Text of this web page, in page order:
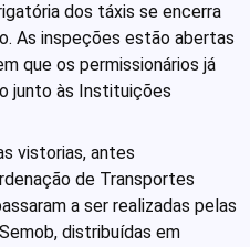
dos táxis se encerra
As inspeções estão abertas
que os permissionários já
junto às Instituições
vistorias, antes
de Transportes
a ser realizadas pelas
distribuídas em